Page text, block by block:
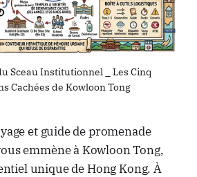
Sceau Institutionnel _ Les Cinq
Cachées de Kowloon Tong
et guide de promenade
emmène à Kowloon Tong,
unique de Hong Kong. À